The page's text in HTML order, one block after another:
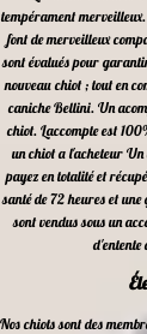
tempérament
font de merveilleux
sont évalués pour
nouveau chiot ; tout en
caniche Bellini. Un
chiot. Laccompte est
un chiot a l'acheteur Un
payez en totalité et
santé de 72 heures et
sont vendus sous un
d'entente
Nos chiots sont des